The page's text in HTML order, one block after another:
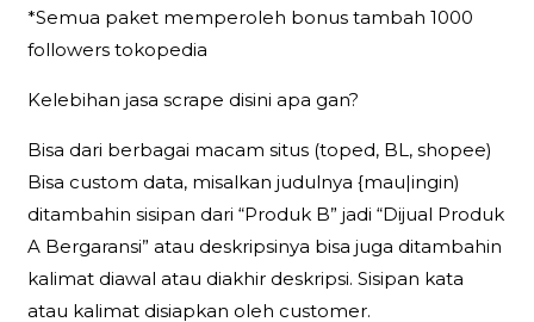
*Semua paket memperoleh bonus tambah 1000
followers tokopedia
Kelebihan jasa scrape disini apa gan?
Bisa dari berbagai macam situs (toped, BL, shopee)
Bisa custom data, misalkan judulnya {mau|ingin)
ditambahin sisipan dari “Produk B” jadi “Dijual Produk
A Bergaransi” atau deskripsinya bisa juga ditambahin
kalimat diawal atau diakhir deskripsi. Sisipan kata
atau kalimat disiapkan oleh customer.